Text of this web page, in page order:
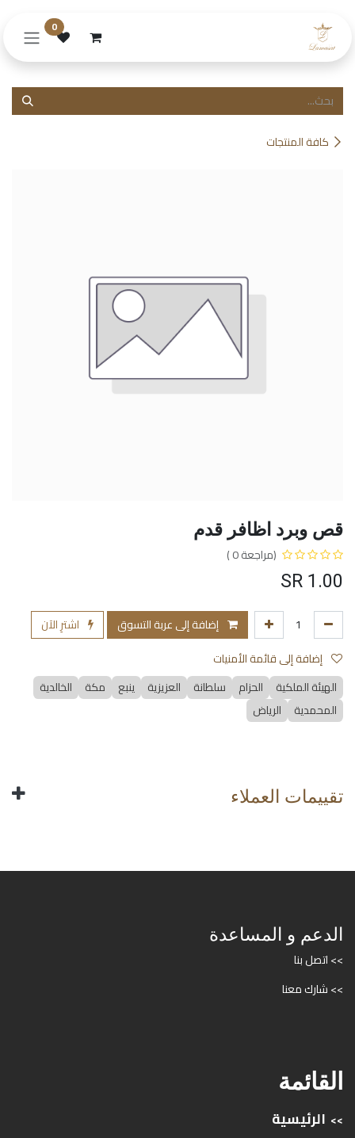
0
كافة المنتجات
قص وبرد اظافر قدم
(مراجعة 0 )
1.00
إضافة إلى عربة التسوق
اشترِ الآن
الهيئة الملكية
الحزام سلطانة العزيزية ينبع مكة
الخالدية
المحمدية
الرياض
تقييمات العملاء
الدعم و المساعدة
>> اتصل بنا
>> شارك معنا
القائمة
>> الرئيسية